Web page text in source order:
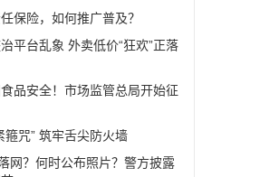
保险，如何推广普及？
平台乱象 外卖低价“狂欢”正落
品安全！市场监管总局开始征
箍咒” 筑牢舌尖防火墙
网？何时公布照片？警方披露